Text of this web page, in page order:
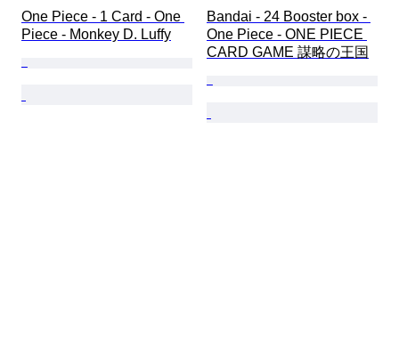
One Piece - 1 Card - One
Piece - Monkey D. Luffy
Bandai - 24 Booster box -
One Piece - ONE PIECE
CARD GAME 謀略の王国